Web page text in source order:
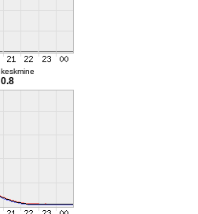
keskmine
0.8